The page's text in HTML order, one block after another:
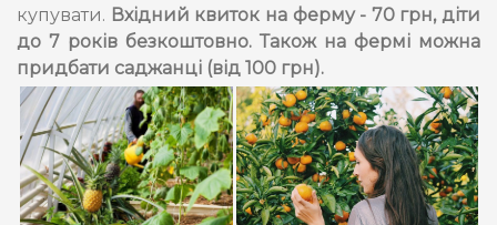
купувати. Вхідний квиток на ферму - 70 грн, діти
до 7 років безкоштовно. Також на фермі можна
придбати саджанці (від 100 грн).